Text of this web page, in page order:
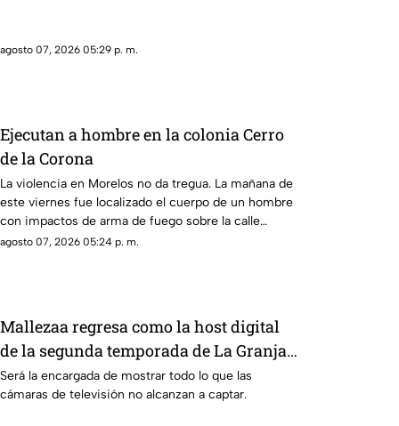
agosto 07, 2026 05:29 p. m.
Ejecutan a hombre en la colonia Cerro
de la Corona
La violencia en Morelos no da tregua. La mañana de
este viernes fue localizado el cuerpo de un hombre
con impactos de arma de fuego sobre la calle
alianza nacional, en la colonia cerro de la corona, en
agosto 07, 2026 05:24 p. m.
Mallezaa regresa como la host digital
de la segunda temporada de La Granja
VIP
Será la encargada de mostrar todo lo que las
cámaras de televisión no alcanzan a captar.